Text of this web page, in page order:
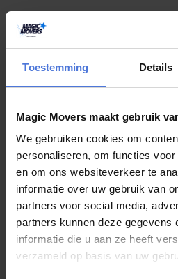
Toestemming Details
Magic Movers maakt gebruik
We gebruiken cookies om
personaliseren, om functies
en om ons websiteverkeer te
informatie over uw gebruik van
partners voor social media,
partners kunnen deze gegevens
informatie die u aan ze heeft
verzameld op basis van uw
juli 24, 2026
Gaat u deze zomer
voor Magic Movers!
Heeft u deze zomer een verhuizing op
u niet waar u moet beginnen? Wij van
hierbij...
juli 20, 2026
Verhuizen in de
complete checklist
voorbereid